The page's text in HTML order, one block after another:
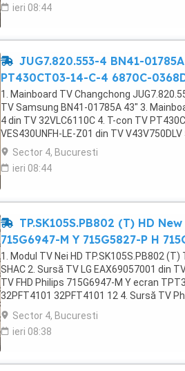
ieri 08:44
JUG7.820.553-4 BN41-
PT430CT03-14-C-4 6870C-
1. Mainboard TV Changchong
TV Samsung BN41-01785A 43" 3.
4 din TV 32VLC6110C 4. T-con TV
VES430UNFH-LE-Z01 din TV
Sector 4, Bucuresti
ieri 08:44
TP.SK105S.PB802 (T) HD
715G6947-M Y 715G5827-P H
1. Modul TV Nei HD TP.SK105S.PB802
SHAC 2. Sursă TV LG EAX69057001 din
TV FHD Philips 715G6947-M Y ecran
32PFT4101 32PFT4101 12 4. Sursă TV
32PFL3 . Mainboard TV Philips FHD
Sector 4, Bucuresti
ieri 08:38